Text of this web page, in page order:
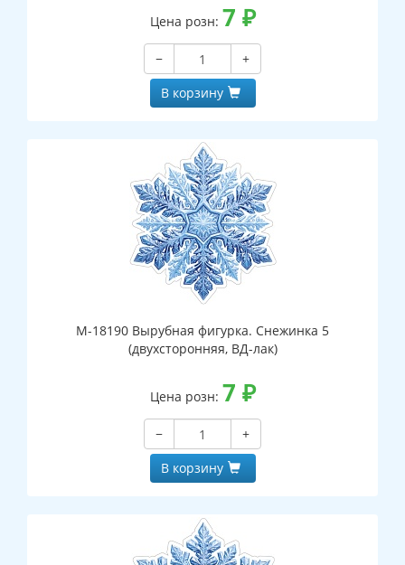
Цена розн: 7 ₽
−
+
В корзину
М-18190 Вырубная фигурка. Снежинка 5
(двухсторонняя, ВД-лак)
Цена розн: 7 ₽
−
+
В корзину